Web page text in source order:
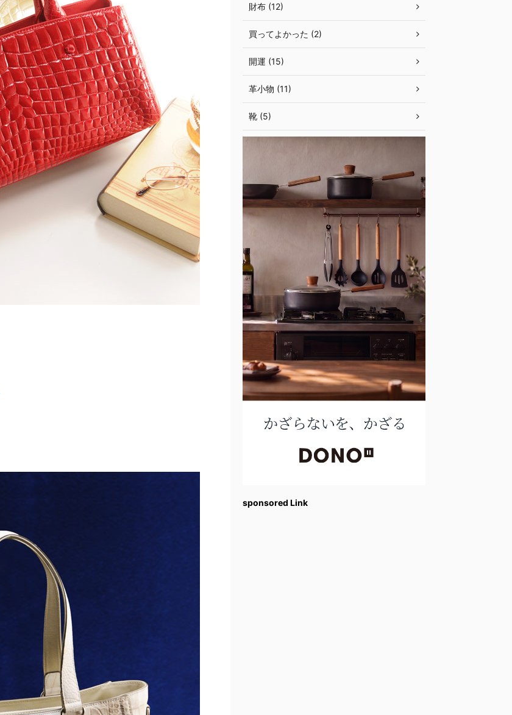
財布 (12)
買ってよかった (2)
開運 (15)
革小物 (11)
靴 (5)
sponsored Link